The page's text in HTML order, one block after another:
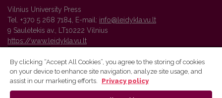
Vilnius University Press
Tel. +370 5 268 7184, E-mail: info@leidykla.vu.lt
9 Saulėtekis av., LT10222 Vilnius
https://www.leidykla.vu.lt
Vilnius University Press platform and metadata are distributed by
By clicking “Accept All Cookies”, you agree to the storing of cookies
on your device to enhance site navigation, analyze site usage, and
assist in our marketing efforts.
Privacy policy